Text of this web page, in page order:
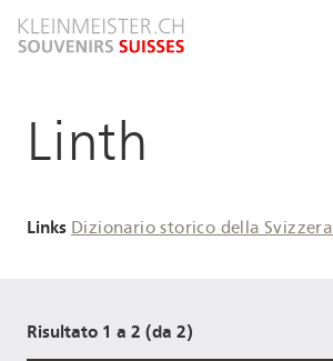
Linth
Links Dizionario storico della Svizzera
Risultato 1 a 2 (da 2)